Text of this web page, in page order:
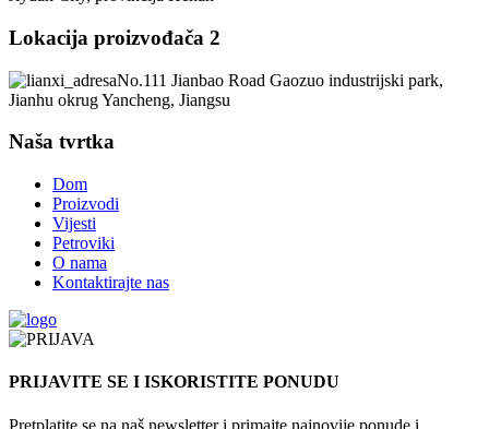
Lokacija proizvođača 2
No.111 Jianbao Road Gaozuo industrijski park,
Jianhu okrug Yancheng, Jiangsu
Naša tvrtka
Dom
Proizvodi
Vijesti
Petroviki
O nama
Kontaktirajte nas
PRIJAVITE SE I ISKORISTITE PONUDU
Pretplatite se na naš newsletter i primajte najnovije ponude i